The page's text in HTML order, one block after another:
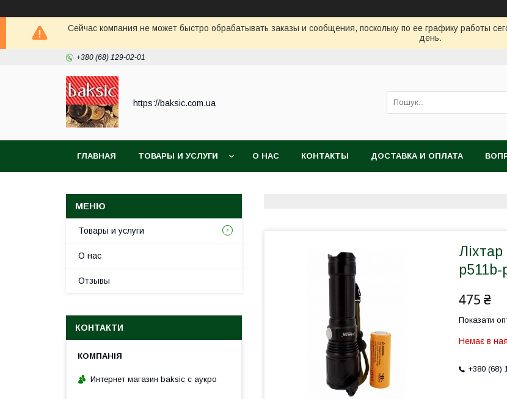
Сейчас компания не может быстро обрабатывать заказы и сообщения, поскольку по ее графику работы
день.
+380 (68) 129-02-01
https://baksic.com.ua
ГЛАВНАЯ ТОВАРЫ И УСЛУГИ О НАС КОНТАКТЫ ДОСТАВКА И ОПЛАТА
p511b-
475 ₴
Показати
Немає в
+380 (68)
Товары и услуги
О нас
Отзывы
КОНТАКТИ
Интернет магазин baksic с аукро